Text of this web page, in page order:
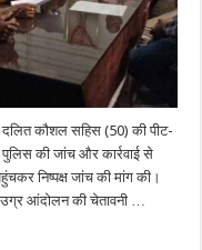
दलित कौशल सहिस (50) की पीट-
की जांच और कार्रवाई से
निष्पक्ष जांच की मांग की।
उग्र आंदोलन की चेतावनी …